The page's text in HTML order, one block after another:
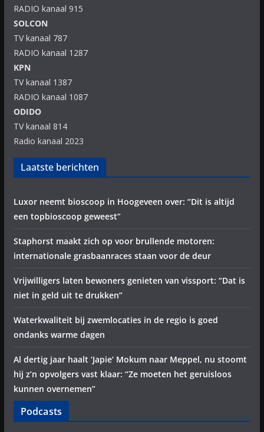
RADIO kanaal 915
SOLCON
TV kanaal 787
RADIO kanaal 1287
KPN
TV kanaal 1387
RADIO kanaal 1087
ODIDO
TV kanaal 814
Radio kanaal 2023
Laatste berichten
Luxor neemt bioscoop in Hoogeveen over: “Dit is altijd
een topbioscoop geweest”
Staphorst maakt zich op voor brullende motoren:
internationale grasbaanraces staan voor de deur
Vrijwilligers laten bewoners genieten van vissport: “Dat is
niet in geld uit te drukken”
Waterkwaliteit bij zwemlocaties in de regio is goed
ondanks warme dagen
Al dertig jaar haalt ‘Japie’ Mokum naar Meppel, nu stoomt
hij z’n opvolgers vast klaar: “Ze moeten het geruisloos
kunnen overnemen”
Podcasts